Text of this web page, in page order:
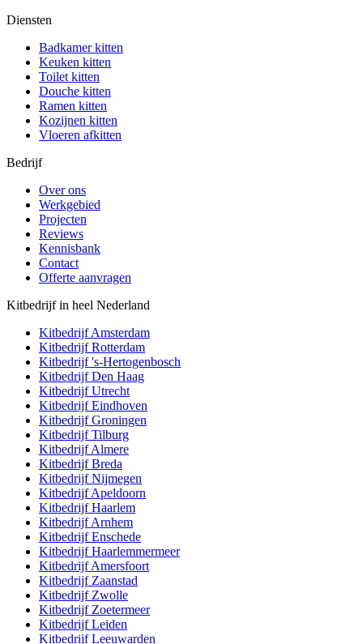
Diensten
Badkamer kitten
Keuken kitten
Toilet kitten
Douche kitten
Ramen kitten
Kozijnen kitten
Vloeren afkitten
Bedrijf
Over ons
Werkgebied
Projecten
Reviews
Kennisbank
Contact
Offerte aanvragen
Kitbedrijf in heel Nederland
KitbedrijfAmsterdam
KitbedrijfRotterdam
Kitbedrijf's-Hertogenbosch
KitbedrijfDen Haag
KitbedrijfUtrecht
KitbedrijfEindhoven
KitbedrijfGroningen
KitbedrijfTilburg
KitbedrijfAlmere
KitbedrijfBreda
KitbedrijfNijmegen
KitbedrijfApeldoorn
KitbedrijfHaarlem
KitbedrijfArnhem
KitbedrijfEnschede
KitbedrijfHaarlemmermeer
KitbedrijfAmersfoort
Kitbedrijf Zaanstad
Kitbedrijf Zwolle
Kitbedrijf Zoetermeer
KitbedrijfLeiden
KitbedrijfLeeuwarden